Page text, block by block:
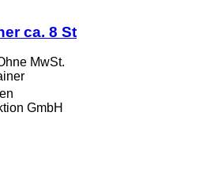
ca. 8 St
MwSt.
GmbH